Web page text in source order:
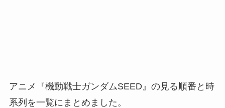
アニメ『機動戦士ガンダムSEED』の見る順番と時
系列を一覧にまとめました。